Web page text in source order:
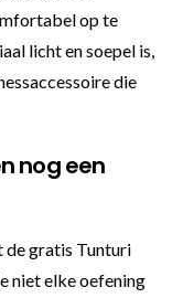
op te
licht en soepel is,
die
nog een
gratis Tunturi
niet elke oefening